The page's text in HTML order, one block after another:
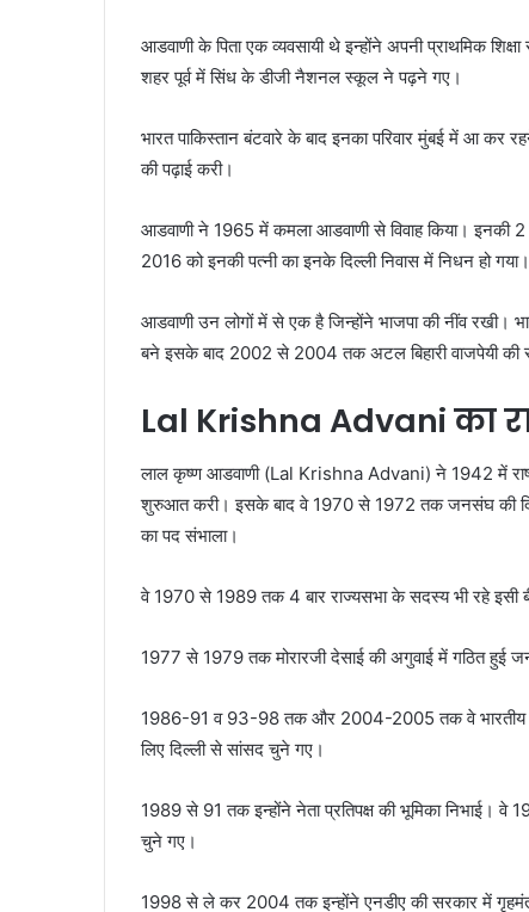
आडवाणी के पिता एक व्यवसायी थे इन्होंने अपनी प्राथमिक
शहर पूर्व में सिंध के डीजी नैशनल स्कूल ने पढ़ने गए।
भारत पाकिस्तान बंटवारे के बाद इनका परिवार मुंबई में आ कर
की पढ़ाई करी।
आडवाणी ने 1965 में कमला आडवाणी से विवाह किया। इनकी
2016 को इनकी पत्नी का इनके दिल्ली निवास में निधन हो गया।
आडवाणी उन लोगों में से एक है जिन्होंने भाजपा की नींव रखी।
बने इसके बाद 2002 से 2004 तक अटल बिहारी वाजपेयी की
Lal Krishna Advani का
लाल कृष्ण आडवाणी (Lal Krishna Advani) ने 1942 में
शुरुआत करी। इसके बाद वे 1970 से 1972 तक जनसंघ की
का पद संभाला।
वे 1970 से 1989 तक 4 बार राज्यसभा के सदस्य भी रहे इसी
1977 से 1979 तक मोरारजी देसाई की अगुवाई में गठित हुई
1986-91 व 93-98 तक और 2004-2005 तक वे भारतीय
लिए दिल्ली से सांसद चुने गए।
1989 से 91 तक इन्होंने नेता प्रतिपक्ष की भूमिका
चुने गए।
1998 से ले कर 2004 तक इन्होंने एनडीए की सरकार में